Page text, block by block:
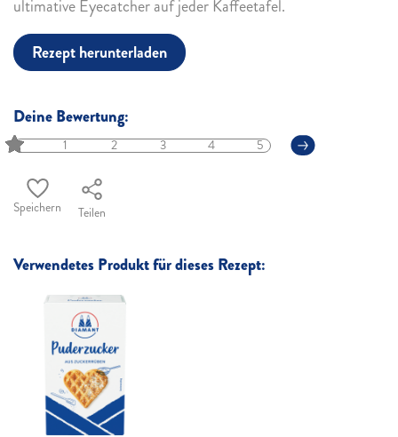
ultimative Eyecatcher auf jeder Kaffeetafel.
Rezept herunterladen
Deine Bewertung:
1 2 3 4 5
Speichern Teilen
Verwendetes Produkt für dieses Rezept: